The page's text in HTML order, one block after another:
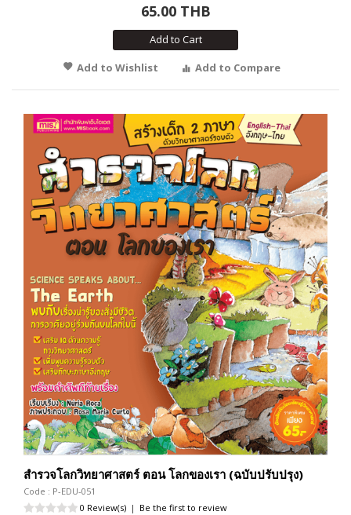
65.00 THB
Add to Cart
Add to Wishlist
Add to Compare
สำรวจโลกวิทยาศาสตร์ ตอน โลกของเรา (ฉบับปรับปรุง)
Code : P-EDU-051
0 Review(s) | Be the first to review